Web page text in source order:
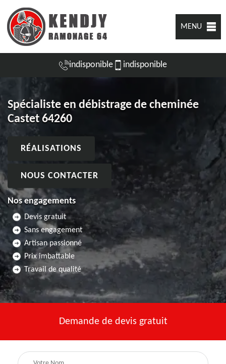
MENU
indisponible indisponible
Spécialiste en débistrage de cheminée
Castet 64260
RÉALISATIONS
NOUS CONTACTER
Nos engagements
Devis gratuit
Sans engagement
Artisan passionné
Prix imbattable
Travail de qualité
Demande de devis gratuit